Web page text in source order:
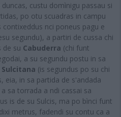
custu domìnigu passau si
po otu scuadras in campu
nci poneus pagu e
segundu), a partiri de cussa chi
de su Cabuderra (chi funt
a su segundu postu in sa
(is segundus po su chi
eia, in sa partida de s'andada
sa torrada a ndi cassai sa
is de su Sulcis, ma po bìnci funt
metrus, fadendi su contu ca a